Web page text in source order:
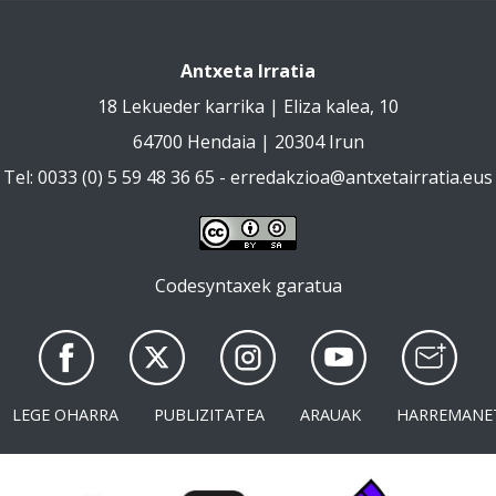
Antxeta Irratia
18 Lekueder karrika | Eliza kalea, 10
64700 Hendaia | 20304 Irun
Tel: 0033 (0) 5 59 48 36 65 - erredakzioa@antxetairratia.eus
Codesyntaxek garatua
LEGE OHARRA PUBLIZITATEA ARAUAK